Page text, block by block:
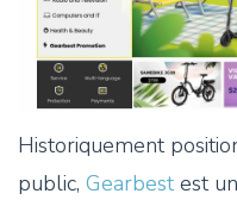
Historiquement
public, Gearbest est